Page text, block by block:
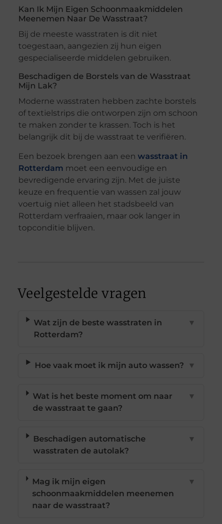
Kan Ik Mijn Eigen Schoonmaakmiddelen
Meenemen Naar De Wasstraat?
Bij de meeste wasstraten is dit niet
toegestaan, aangezien zij hun eigen
gespecialiseerde middelen gebruiken.
Beschadigen de Borstels van de Wasstraat
Mijn Lak?
Moderne wasstraten hebben zachte borstels
of textielstrips die ontworpen zijn om schoon
te maken zonder te krassen. Toch is het
belangrijk dit bij de wasstraat te verifiëren.
Een bezoek brengen aan een wasstraat in
Rotterdam moet een eenvoudige en
bevredigende ervaring zijn. Met de juiste
keuze en frequentie van wassen zal jouw
voertuig niet alleen het stadsbeeld van
Rotterdam verfraaien, maar ook langer in
topconditie blijven.
Veelgestelde vragen
Wat zijn de beste wasstraten in
Rotterdam?
▼
Hoe vaak moet ik mijn auto wassen? ▼
Wat is het beste moment om naar
de wasstraat te gaan?
▼
Beschadigen automatische
wasstraten de autolak?
▼
Mag ik mijn eigen
schoonmaakmiddelen meenemen
naar de wasstraat?
▼